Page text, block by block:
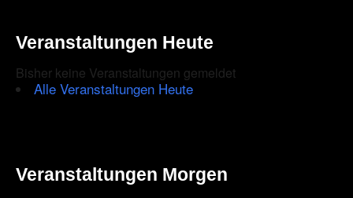
Veranstaltungen Heute
Bisher keine Veranstaltungen gemeldet
Alle Veranstaltungen Heute
Veranstaltungen Morgen